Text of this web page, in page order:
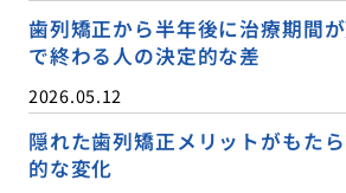
歯列矯正から半年後に治療期間
で終わる人の決定的な差
2026.05.12
隠れた歯列矯正メリットがもた
的な変化